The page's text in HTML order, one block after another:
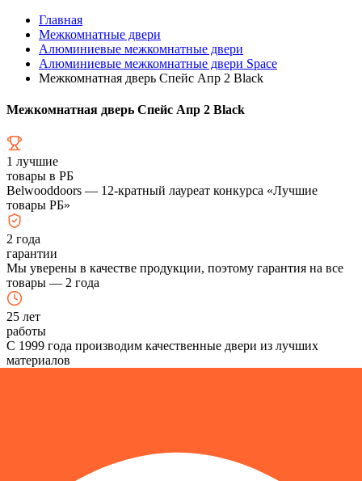
Главная
Межкомнатные двери
Алюминиевые межкомнатные двери
Алюминиевые межкомнатные двери Space
Межкомнатная дверь Спейс Апр 2 Black
Межкомнатная дверь Спейс Апр 2 Black
1 лучшие
товары в РБ
Belwooddoors — 12-кратный лауреат конкурса «Лучшие
товары РБ»
2 года
гарантии
Мы уверены в качестве продукции, поэтому гарантия на все
товары — 2 года
25 лет
работы
С 1999 года производим качественные двери из лучших
материалов